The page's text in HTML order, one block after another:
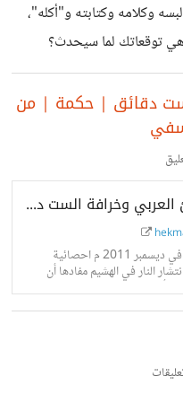
لغة القرآن كانت "عتيقة
... ولأنها لغة مفارقة، فلا
وكلامه وكتابته و"أكله"،
توقعاتك لما سيحدث؟
دقائق | حكمة | من
القارئ العربي وخرافة الست دقائق - ليا كلادويل / ترجمة: وليد المطيري - حكمة
انتشرت في ديسمبر 2011 م احصائية
النار في الهشيم مفادها أن
العربي في السنة يقارب ست